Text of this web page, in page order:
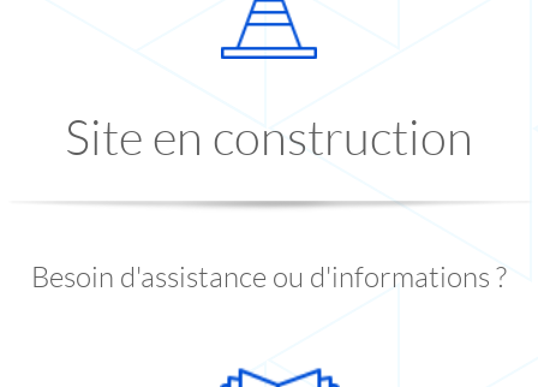
Site en construction
Besoin d'assistance ou d'informations ?